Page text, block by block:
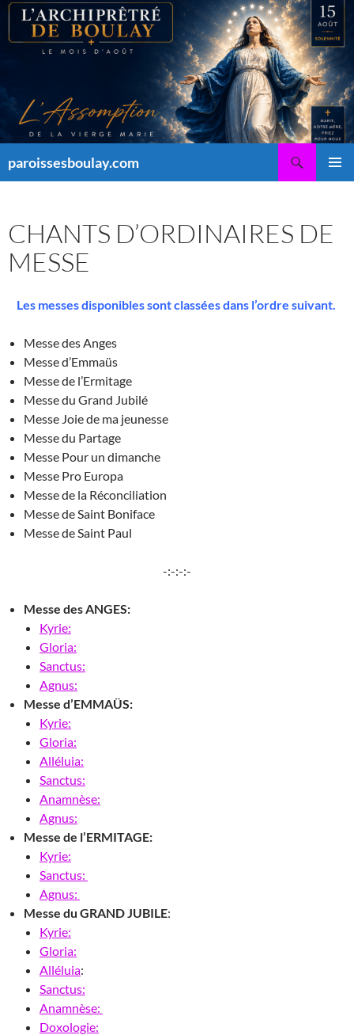
Aller
contenu
paroissesboulay.com
CHANTS D’ORDINAIRES DE
MESSE
Les messes disponibles sont classées dans l’ordre suivant.
Messe des Anges
Messe d’Emmaüs
Messe de l’Ermitage
Messe du Grand Jubilé
Messe Joie de ma jeunesse
Messe du Partage
Messe Pour un dimanche
Messe Pro Europa
Messe de la Réconciliation
Messe de Saint Boniface
Messe de Saint Paul
-:-:-:-
Messe des ANGES:
Kyrie:
Gloria:
Sanctus:
Agnus:
Messe d’EMMAÜS:
Kyrie:
Gloria:
Alléluia:
Sanctus:
Anamnèse:
Agnus:
Messe de l’ERMITAGE:
Kyrie:
Sanctus:
Agnus:
Messe du GRAND JUBILE:
Kyrie:
Gloria:
Alléluia:
Sanctus:
Anamnèse:
Doxologie: